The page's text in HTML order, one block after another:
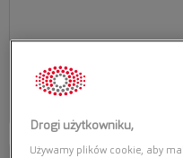
69,00 zł
Dodaj do koszyka
obecną promocją: 69,00 zł
Drogi użytkowniku,
Używamy plików cookie, aby